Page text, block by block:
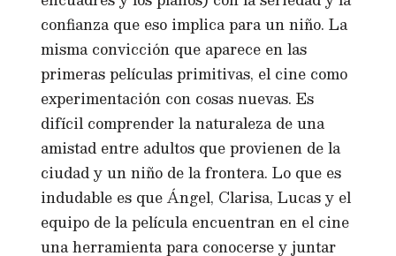
confianza que eso implica para un niño. La
misma convicción que aparece en las
primeras películas primitivas, el cine como
experimentación con cosas nuevas. Es
difícil comprender la naturaleza de una
amistad entre adultos que provienen de la
ciudad y un niño de la frontera. Lo que es
indudable es que Ángel, Clarisa, Lucas y el
equipo de la película encuentran en el cine
una herramienta para conocerse y juntar